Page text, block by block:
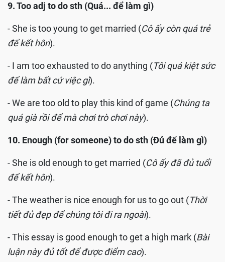
9. Too adj to do sth (Quá... để làm gì)
- She is too young to get married (Cô ấy còn quá trẻ
để kết hôn).
- I am too exhausted to do anything (Tôi quá kiệt sức
để làm bất cứ việc gì).
- We are too old to play this kind of game (Chúng ta
quá già rồi để mà chơi trò chơi này).
10. Enough (for someone) to do sth (Đủ để làm gì)
- She is old enough to get married (Cô ấy đã đủ tuổi
để kết hôn).
- The weather is nice enough for us to go out (Thời
tiết đủ đẹp để chúng tôi đi ra ngoài).
- This essay is good enough to get a high mark (Bài
luận này đủ tốt để được điểm cao).